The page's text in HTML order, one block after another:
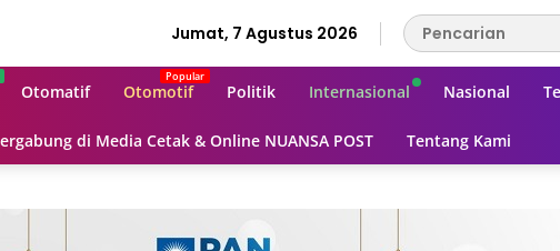
Jumat, 7 Agustus 2026
Otomatif Otomotif Politik Internasional Nasional
di Media Cetak & Online NUANSA POST Tentang Kami